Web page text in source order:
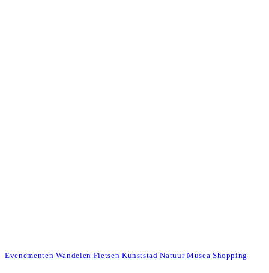
Evenementen Wandelen Fietsen Kunststad Natuur Musea Shopping